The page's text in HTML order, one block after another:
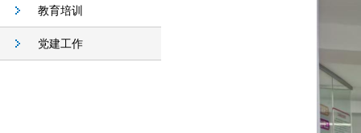
教育培训
党建工作